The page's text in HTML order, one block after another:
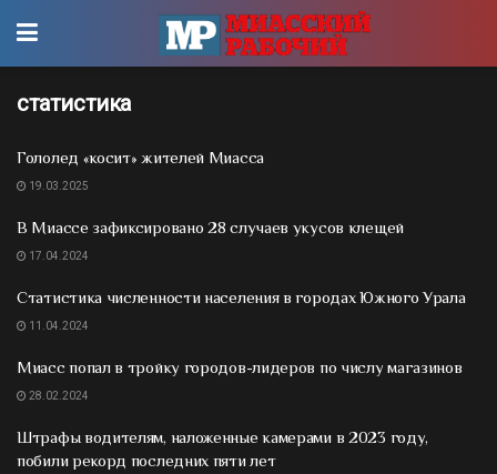
статистика
Гололед «косит» жителей Миасса
19.03.2025
В Миассе зафиксировано 28 случаев укусов клещей
17.04.2024
Статистика численности населения в городах Южного Урала
11.04.2024
Миасс попал в тройку городов-лидеров по числу магазинов
28.02.2024
Штрафы водителям, наложенные камерами в 2023 году,
побили рекорд последних пяти лет